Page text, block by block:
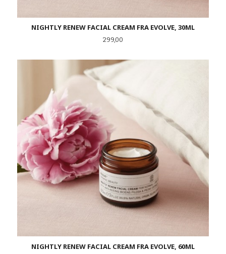
NIGHTLY RENEW FACIAL CREAM FRA EVOLVE, 30ML
Pris
299,00
NIGHTLY RENEW FACIAL CREAM FRA EVOLVE, 60ML